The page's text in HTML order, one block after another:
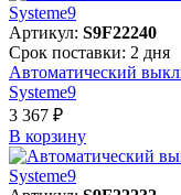
Артикул: S9F22240
Срок поставки: 2 дня
Автоматический
Systeme9
3 367 ₽
В корзинy